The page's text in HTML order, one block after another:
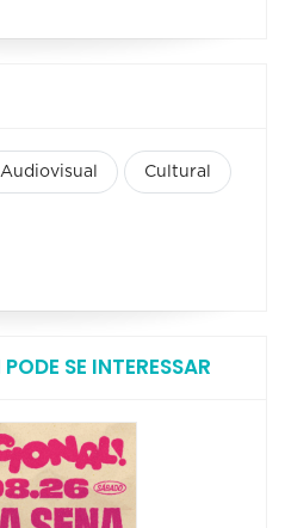
Audiovisual Cultural
SE INTERESSAR